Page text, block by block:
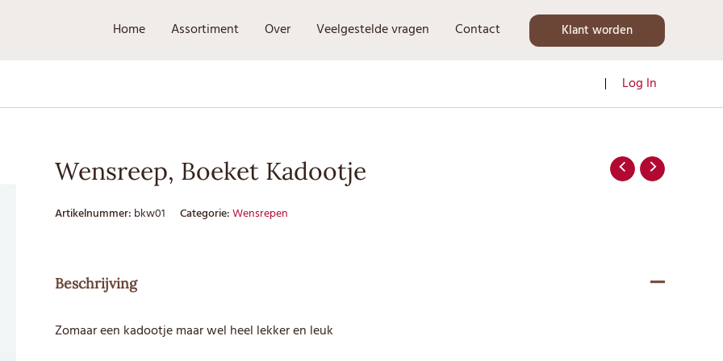
Home Assortiment Over Veelgestelde vragen Contact Klant worden
Log In
Wensreep, Boeket Kadootje
Artikelnummer: bkw01 Categorie:Wensrepen
Beschrijving
Zomaar een kadootje maar wel heel lekker en leuk